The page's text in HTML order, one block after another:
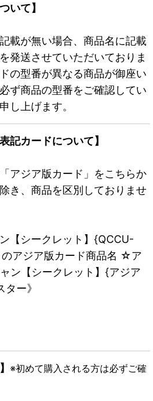
いて】
載が無い場合、商品名に記載
発送させていただいておりま
の型番が異なる商品が御座い
ず商品の型番をご確認してい
し上げます。
記カードについて】
アジア版カード」をこちらか
き、商品を区別しておりませ
【シークレット】{QCCU-
アジア版カード商品名 ☆ア
ン【シークレット】{アジア
ー》
※初めて購入される方は必ずご確